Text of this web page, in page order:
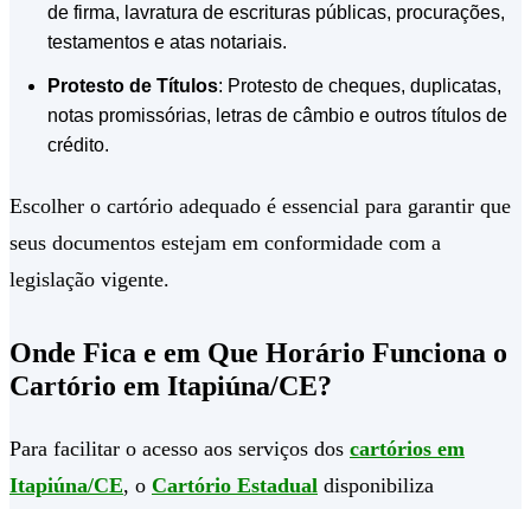
de firma, lavratura de escrituras públicas, procurações,
testamentos e atas notariais.
Protesto de Títulos: Protesto de cheques, duplicatas,
notas promissórias, letras de câmbio e outros títulos de
crédito.
Escolher o cartório adequado é essencial para garantir que
seus documentos estejam em conformidade com a
legislação vigente.
Onde Fica e em Que Horário Funciona o
Cartório em Itapiúna/CE?
Para facilitar o acesso aos serviços dos cartórios em
Itapiúna/CE, o Cartório Estadual disponibiliza